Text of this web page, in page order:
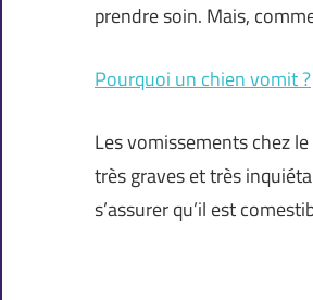
prendre soin. Mais,
Pourquoi un chien vomit ?
Les vomissements chez
très graves et très
s’assurer qu’il est